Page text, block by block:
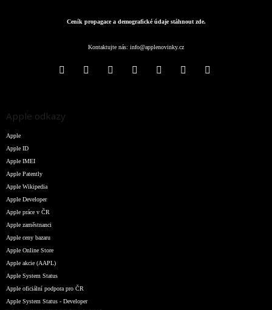
Ceník propagace a demografické údaje stáhnout zde.
Kontaktujte nás: info@applenovinky.cz
Apple odkazy
Apple
Apple ID
Apple IMEI
Apple Patently
Apple Wikipedia
Apple Developer
Apple práce v ČR
Apple zaměstnanci
Apple ceny bazaru
Apple Online Store
Apple akcie (AAPL)
Apple System Status
Apple oficiální podpora pro ČR
Apple System Status - Developer